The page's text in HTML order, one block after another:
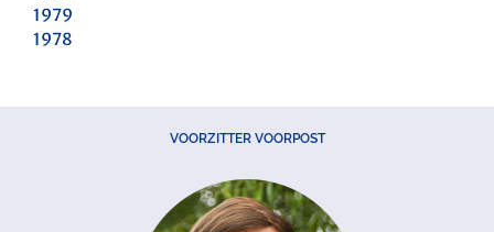
1979
1978
VOORZITTER VOORPOST